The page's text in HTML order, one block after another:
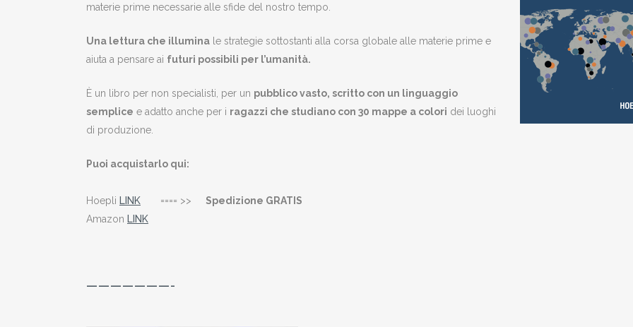
materie prime necessarie alle sfide del nostro tempo.
Una lettura che illumina le strategie sottostanti alla corsa globale alle materie prime e
aiuta a pensare ai futuri possibili per l’umanità.
È un libro per non specialisti, per un pubblico vasto, scritto con un linguaggio
semplice e adatto anche per i ragazzi che studiano con 30 mappe a colori dei luoghi
di produzione.
Puoi acquistarlo qui:
Hoepli LINK ==== >> Spedizione GRATIS
Amazon LINK
———————-